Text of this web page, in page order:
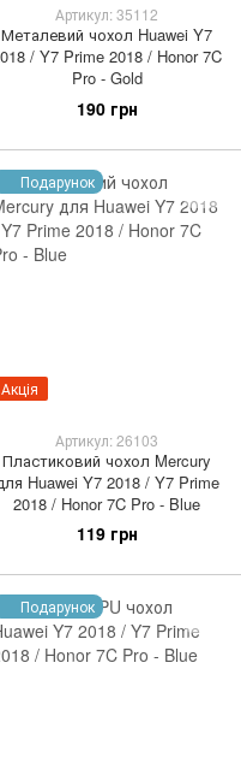
Артикул: 35112
Металевий чохол Huawei Y7
/ Y7 Prime 2018 / Honor 7C
Pro - Gold
190 грн
Подарунок
Акція
Артикул: 26103
Пластиковий чохол Mercury
Huawei Y7 2018 / Y7 Prime
2018 / Honor 7C Pro - Blue
119 грн
Подарунок